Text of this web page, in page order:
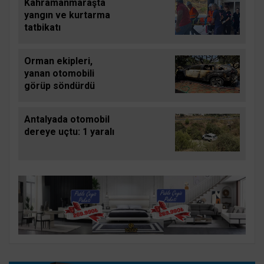
Kahramanmaraşta
yangın ve kurtarma
tatbikatı
Orman ekipleri,
yanan otomobili
görüp söndürdü
Antalyada otomobil
dereye uçtu: 1 yaralı